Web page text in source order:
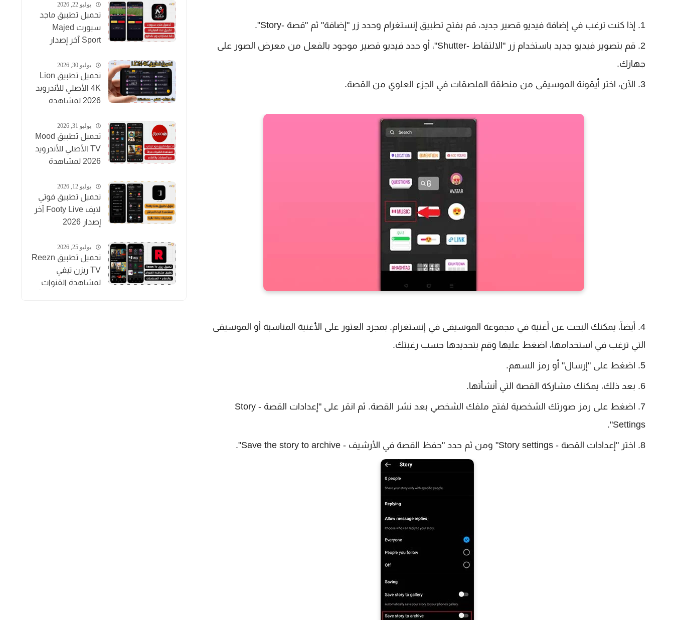
إذا كنت ترغب في إضافة فيديو قصير جديد، قم بفتح تطبيق إنستغرام وحدد زر "إضافة" ثم "قصة -Story".
قم بتصوير فيديو جديد باستخدام زر "الالتقاط -Shutter"، أو حدد فيديو قصير موجود بالفعل من معرض الصور على
جهازك.
الآن، اختر أيقونة الموسيقى من منطقة الملصقات في الجزء العلوي من القصة.
أيضاً، يمكنك البحث عن أغنية في مجموعة الموسيقى في إنستغرام. بمجرد العثور على الأغنية المناسبة أو الموسيقى
التي ترغب في استخدامها، اضغط عليها وقم بتحديدها حسب رغبتك.
اضغط على "إرسال" أو رمز السهم.
بعد ذلك، يمكنك مشاركة القصة التي أنشأتها.
اضغط على رمز صورتك الشخصية لفتح ملفك الشخصي بعد نشر القصة. ثم انقر على "إعدادات القصة - Story
Settings".
اختر "إعدادات القصة - Story settings" ومن ثم حدد "حفظ القصة في الأرشيف - Save the story to archive".
يوليو 22, 2026
تحميل تطبيق ماجد
سبورت Majed
Sport آخر إصدار
المباريات مجاناً
يوليو 30, 2026
تحميل تطبيق Lion
4K الأصلي للأندرويد
2026 لمشاهدة
مجاناًيوليو 31, 2026
تحميل تطبيق Mood
TV الأصلي للأندرويد
2026 لمشاهدة
والأفلام
يوليو 12, 2026
تحميل تطبيق فوتي
لايف Footy Live آخر
إصدار 2026
بث مباشر
يوليو 25, 2026
تحميل تطبيق Reezn
TV ريزن تيفي
لمشاهدة القنوات